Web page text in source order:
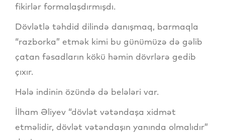
fikirlər formalaşdırmışdı.
Dövlətlə təhdid dilində danışmaq, barmaqla
“razborka” etmək kimi bu günümüzə də gəlib
çatan fəsadların kökü həmin dövrlərə gedib
çıxır.
Hələ indinin özündə də belələri var.
İlham Əliyev “dövlət vətəndaşa xidmət
etməlidir, dövlət vətəndaşın yanında olmalıdır”